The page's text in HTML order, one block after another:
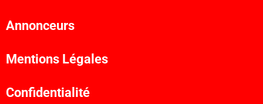
Annonceurs
Mentions Légales
Confidentialité